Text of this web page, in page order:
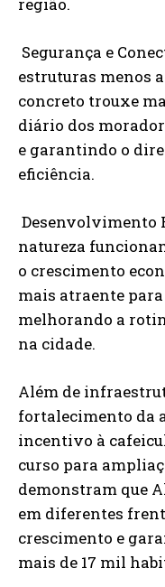
Segurança e
estruturas menos
concreto trouxe
diário dos
e garantindo o
eficiência.
Desenvolvimento
natureza
o crescimento
mais atraente
melhorando a
na cidade.
Além de
fortalecimento da
incentivo à
curso para
demonstram que
em diferentes
crescimento e
mais de 17 mil